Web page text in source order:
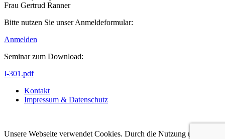
Frau Gertrud Ranner
Bitte nutzen Sie unser Anmeldeformular:
Anmelden
Seminar zum Download:
I-301.pdf
Kontakt
Impressum & Datenschutz
Unsere Webseite verwendet Cookies. Durch die Nutzung unserer